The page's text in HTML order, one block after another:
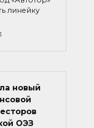
линейку
новый
ОЭЗ